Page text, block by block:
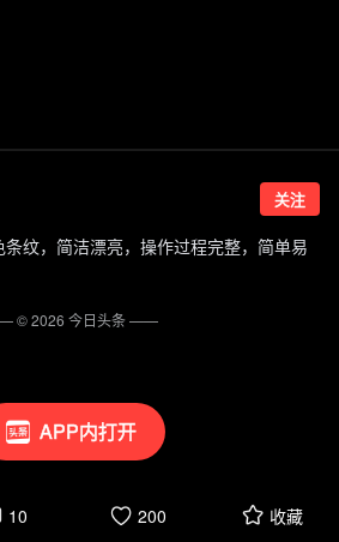
APP内打开
关注
纹，简洁漂亮，操作过程完整，简单易
10 200 收藏
©2026 今日头条——